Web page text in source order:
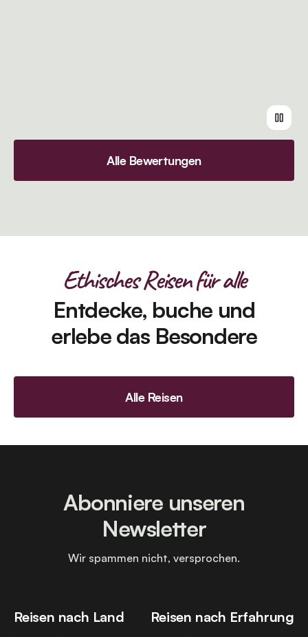
Alle Bewertungen
Ethisches Reisen für alle
Entdecke, buche und
erlebe das Besondere
Alle Reisen
Reisen nach Land Reisen nach Erfahrung
Abonniere unseren
Newsletter
Wir spammen nicht, versprochen.